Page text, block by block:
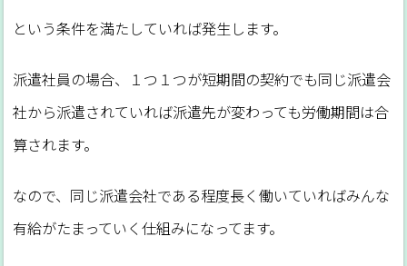
という条件を満たしていれば発生します。
派遣社員の場合、１つ１つが短期間の契約でも同じ派遣会
社から派遣されていれば派遣先が変わっても労働期間は合
算されます。
なので、同じ派遣会社である程度長く働いていればみんな
有給がたまっていく仕組みになってます。